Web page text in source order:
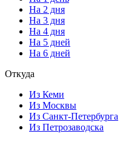
На 2 дня
На 3 дня
На 4 дня
На 5 дней
На 6 дней
Откуда
Из Кеми
Из Москвы
Из Санкт-Петербурга
Из Петрозаводска